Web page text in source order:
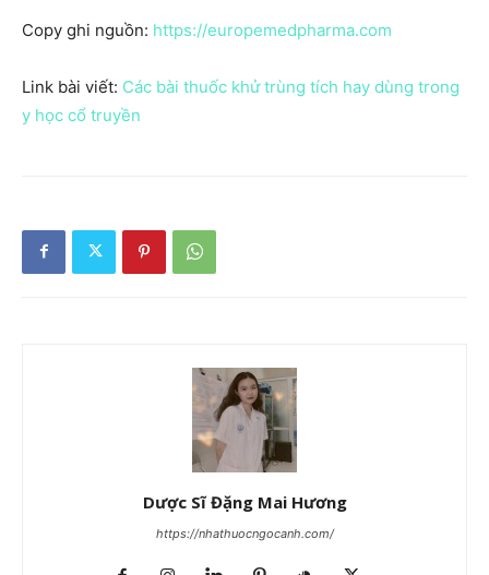
Copy ghi nguồn: https://europemedpharma.com
Link bài viết: Các bài thuốc khử trùng tích hay dùng trong
y học cổ truyền
Dược Sĩ Đặng Mai Hương
https://nhathuocngocanh.com/